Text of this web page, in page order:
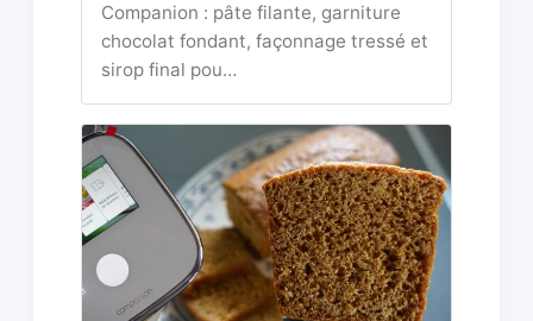
Companion : pâte filante, garniture
chocolat fondant, façonnage tressé et
sirop final pou…